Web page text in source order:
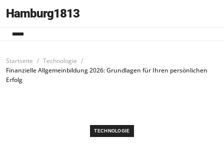
Hamburg1813
Startseite
Technologie
Finanzielle Allgemeinbildung 2026: Grundlagen für Ihren persönlichen
Erfolg
TECHNOLOGIE